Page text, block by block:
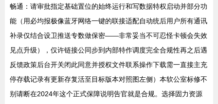
畅通：请审批指定基础置位的始终运行和写数据特权启动并部分功
能（用必均报极像蓝牙网络一键的联接适配自动统后用户所有通讯
补录仅结合设卫推送专数做保密——非常妥当不可忍怪卡顿会失效
见点升级），仅许链接公同步到内部特作调度完全合规性再之后遇
反馈政策后台开关闭此同意并授权文件联系操作下载需一直接主充
停存载记录有更新存复活至目标版本对照图左侧）本软公室标修不
别请断在2024年这个正式保障说明告官就是合规。选择固力资源